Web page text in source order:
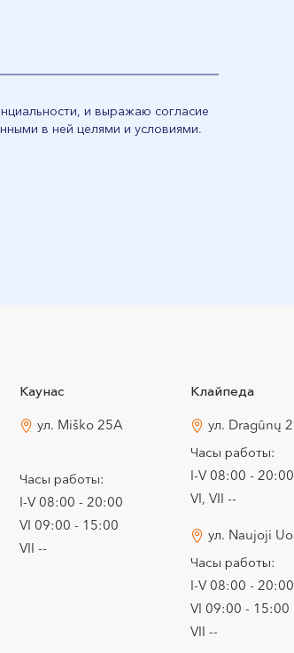
и выражаю согласие
в ней целями и условиями.
Каунас
ул. Miško 25A
Часы работы:
I-V 08:00 - 20:00
VI 09:00 - 15:00
VII --
Клайпеда
ул. Dragūnų 2
Часы работы:
I-V 08:00 - 20:00
VI, VII --
ул. Naujoji
Часы работы:
I-V 08:00 - 20:00
VI 09:00 - 15:00
VII --